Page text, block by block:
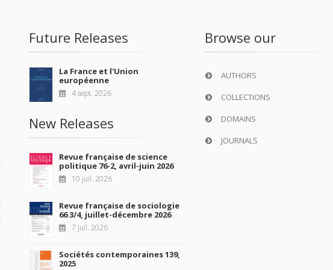
Future Releases
La France et l'Union
européenne
4 sept. 2026
New Releases
Revue française de science
politique 76-2, avril-juin 2026
10 juil. 2026
Revue française de sociologie
66 3/4, juillet-décembre 2026
7 juil. 2026
Sociétés contemporaines 139,
2025
Browse our
AUTHORS
COLLECTIONS
DOMAINS
JOURNALS